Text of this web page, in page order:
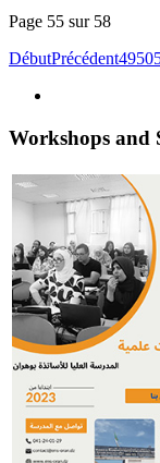
Page 55 sur 58
DébutPrécédent4950
Workshops and